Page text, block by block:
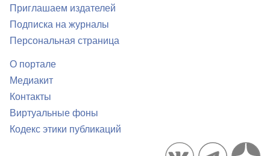
Приглашаем издателей
Подписка на журналы
Персональная страница
О портале
Медиакит
Контакты
Виртуальные фоны
Кодекс этики публикаций